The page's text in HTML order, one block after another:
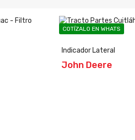
COTÍZALO EN WHATS
Indicador Lateral
John Deere